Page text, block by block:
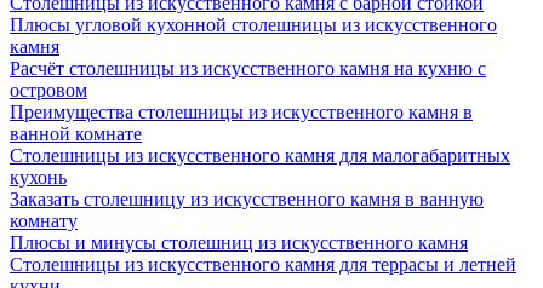
Плюсы угловой кухонной столешницы из искусственного
камня
Расчёт столешницы из искусственного камня на кухню с
островом
Преимущества столешницы из искусственного камня в
ванной комнате
Столешницы из искусственного камня для малогабаритных
кухонь
Заказать столешницу из искусственного камня в ванную
комнату
Плюсы и минусы столешниц из искусственного камня
Столешницы из искусственного камня для террасы и летней